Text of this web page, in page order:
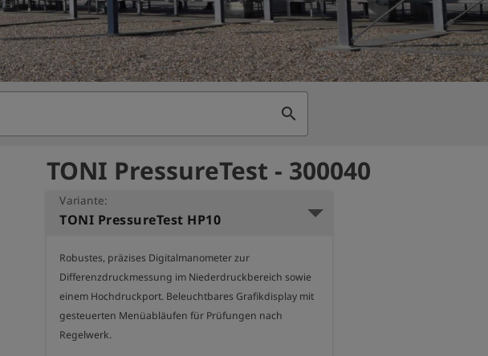
search
TONI PressureTest - 300040
Variante:
TONI PressureTest HP10
Robustes, präzises Digitalmanometer zur
Differenzdruckmessung im Niederdruckbereich sowie
einem Hochdruckport. Beleuchtbares Grafikdisplay mit
gesteuerten Menüabläufen für Prüfungen nach
Regelwerk.